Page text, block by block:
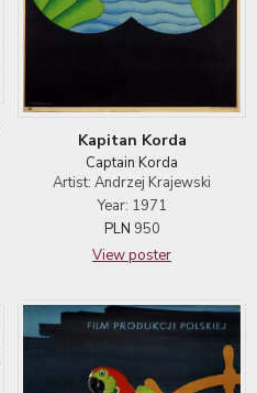
Kapitan Korda
Captain Korda
Artist: Andrzej Krajewski
Year: 1971
PLN 950
View poster